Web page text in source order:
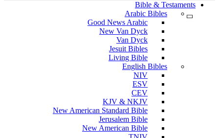
Bible & Testaments
Arabic Bibles
Good News Arabic
New Van Dyck
Van Dyck
Jesuit Bibles
Living Bible
English Bibles
NIV
ESV
CEV
KJV & NKJV
New American Standard Bible
Jerusalem Bible
New American Bible